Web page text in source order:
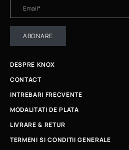
ABONARE
DESPRE KNOX
CONTACT
INTREBARI FRECVENTE
MODALITATI DE PLATA
LIVRARE & RETUR
TERMENI SI CONDITII GENERALE